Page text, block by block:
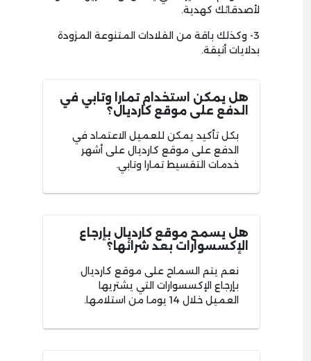
لأصدقائك كهدية.
3- وكذلك باقة من القلادات المتنوعة المزودة
بدلايات أنيقة.
هل يمكن استخدام تمارا وتابي في
الدفع على موقع كارديال؟
بكل تأكيد يمكن للعميل الاعتماد في
الدفع على موقع كارديال على أشهر
خدمات التقسيط تمارا وتابي.
هل يسمح موقع كارديال بإرجاع
الإكسسوارات بعد شرائها؟
نعم يتم السماح على موقع كارديال
بإرجاع الإكسسوارات التي يشتريها
العميل خلال 14 يوما من استلامها.